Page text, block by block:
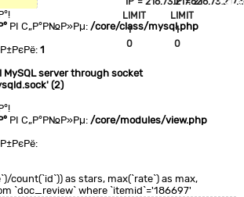
LIMIT
1
0
LIMIT
1
0
РІ С„Р°Р№Р»Рµ: /core/class/mysql.php
1
server through socket
(2)
РІ С„Р°Р№Р»Рµ: /core/modules/view.php
count(`id`)) as stars, max(`rate`) as max,
`doc_review` where `itemid`='186697'